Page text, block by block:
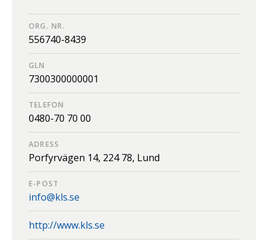
ORG. NR.
556740-8439
GLN
7300300000001
TELEFON
0480-70 70 00
ADRESS
Porfyrvägen 14, 224 78, Lund
E-POST
info@kls.se
http://www.kls.se